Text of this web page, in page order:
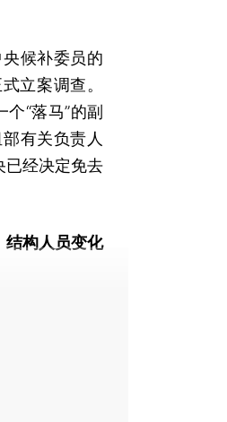
候补委员的
立案调查。
“落马”的副
有关负责人
已经决定免去
结构人员变化